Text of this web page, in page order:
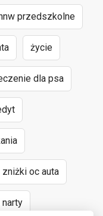
przedszkolne
życie
dla psa
zniżki oc auta
narty